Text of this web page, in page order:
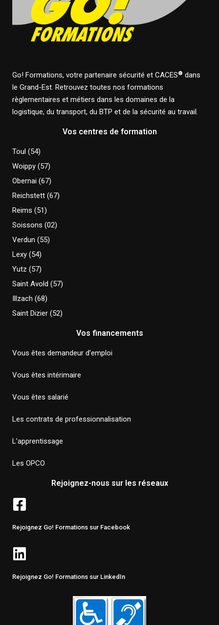
Go! Formations, votre partenaire sécurité et CACES® dans
le Grand-Est. Retrouvez toutes nos formations
règlementaires et métiers dans les domaines de la
logistique, du transport, du BTP et de la sécurité au travail.
Vos centres de formation
Toul (54)
Woippy (57)
Obernai (67)
Reichstett (67)
Reims (51)
Soissons (02)
Verdun (55)
Lexy (54)
Yutz (57)
Saint Avold (57)
Illzach (68)
Saint Dizier (52)
Vos financements
Vous êtes demandeur d’emploi
Vous êtes intérimaire
Vous êtes salarié
Les contrats de professionnalisation
L’apprentissage
Les OPCO
Rejoignez-nous sur les réseaux
Rejoignez Go! Formations sur Facebook
Rejoignez Go! Formations sur LinkedIn